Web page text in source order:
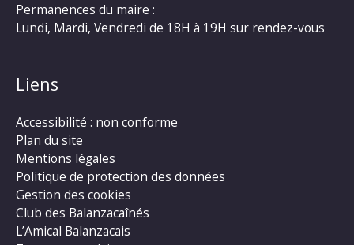
Permanences du maire :
Lundi, Mardi, Vendredi de 18H à 19H sur rendez-vous
Liens
Accessibilité : non conforme
Plan du site
Mentions légales
Politique de protection des données
Gestion des cookies
Club des Balanzacaînés
L’Amical Balanzacais